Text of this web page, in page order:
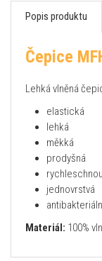
Popis produktu
Čepice
Lehká vlněná
elastická
lehká
měkká
prodyšná
jednovrstvá
Materiál: 100%